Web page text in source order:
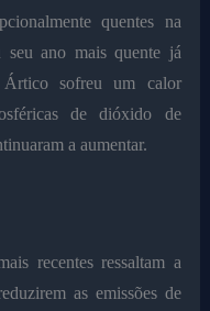
quentes na
seu ano mais quente já
sofreu um calor
de dióxido de
a aumentar.
recentes ressaltam a
as emissões de